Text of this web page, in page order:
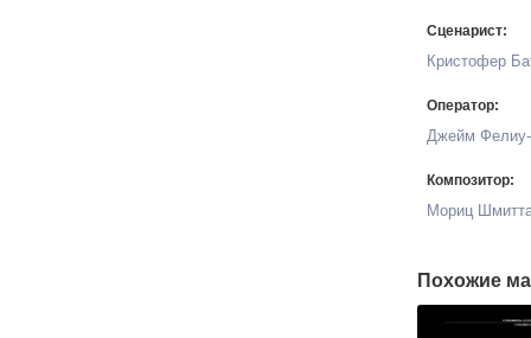
Сценарист:
Кристофер
Оператор:
Джейм Фелиу-
Композитор:
Мориц
Похожие